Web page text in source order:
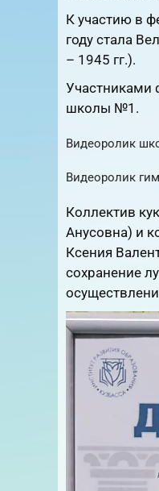
К участию в
году стала
– 1945 гг.).
Участниками
школы №1.
Видеоролик
Видеоролик
Коллектив
Анусовна) и
Ксения
сохранение